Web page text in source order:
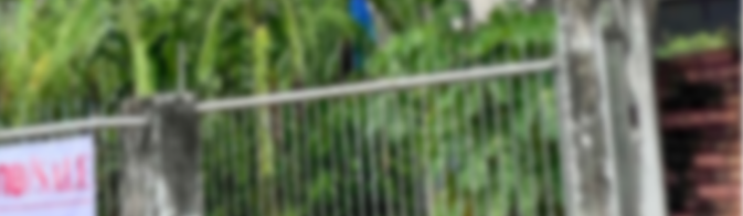
คุณ ไอรินทร์
Phone :099-956-2965
E-Mail :
Sale@hlasset.co.th
Line ID : irin_delivery